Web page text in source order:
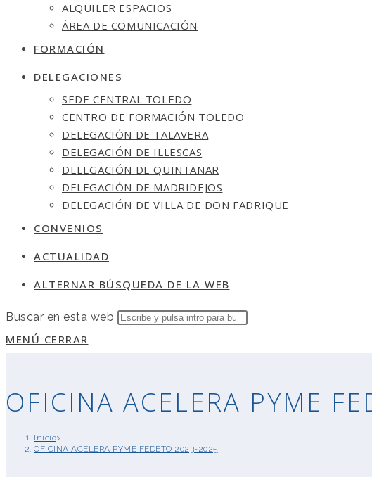
ALQUILER ESPACIOS
ÁREA DE COMUNICACIÓN
FORMACIÓN
DELEGACIONES
SEDE CENTRAL TOLEDO
CENTRO DE FORMACIÓN TOLEDO
DELEGACIÓN DE TALAVERA
DELEGACIÓN DE ILLESCAS
DELEGACIÓN DE QUINTANAR
DELEGACIÓN DE MADRIDEJOS
DELEGACIÓN DE VILLA DE DON FADRIQUE
CONVENIOS
ACTUALIDAD
ALTERNAR BÚSQUEDA DE LA WEB
Buscar en esta web
MENÚ CERRAR
OFICINA ACELERA PYME
Inicio>
OFICINA ACELERA PYME FEDETO 2023-2025